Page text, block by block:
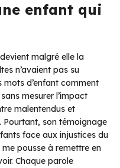
enfant qui
malgré elle la
n’avaient pas su
mots d’enfant comment
mesurer l’impact
malentendus et
Pourtant, son témoignage
face aux injustices du
pousse à remettre en
Chaque parole